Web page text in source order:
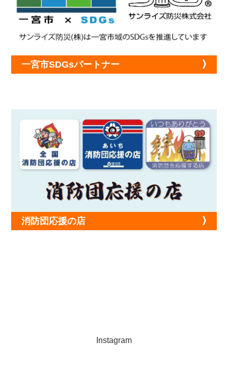
一宮市SDGsパートナー
消防団応援の店
Instagram